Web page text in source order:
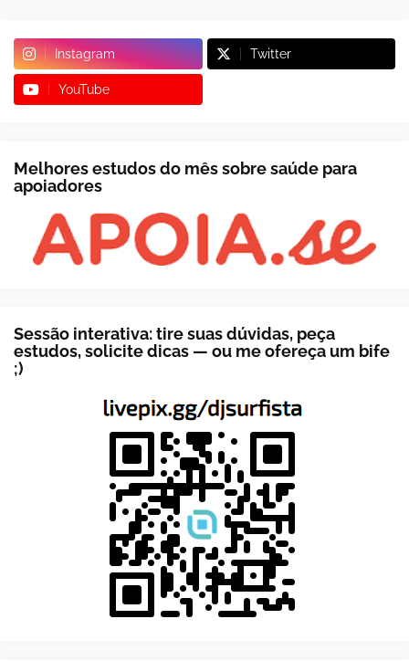
Instagram Twitter
YouTube
Melhores estudos do mês sobre saúde para
apoiadores
Sessão interativa: tire suas dúvidas, peça
estudos, solicite dicas — ou me ofereça um bife
;)